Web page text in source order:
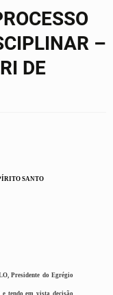
–
DE
SANTO
Presidente do Egrégio
tendo em vista decisão